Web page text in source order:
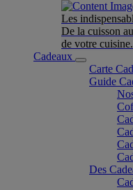
Les
De la cuisson
de votre cuisine.
Cadeaux
Carte
Guide
Des